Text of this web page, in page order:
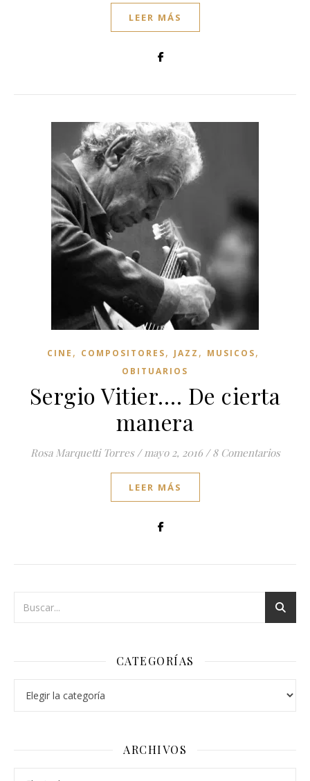
LEER MÁS
CINE , COMPOSITORES, JAZZ , MUSICOS,
OBITUARIOS
Sergio Vitier…. De cierta
manera
Rosa Marquetti Torres / mayo 2, 2016 / 8 Comentarios
LEER MÁS
CATEGORÍAS
ARCHIVOS